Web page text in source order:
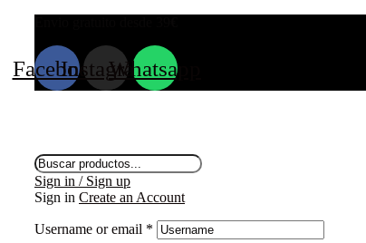
FacebookInstagram
Whatsapp
Búsqueda
de
productos
Sign in / Sign up
Sign in Create an Account
Username or email *